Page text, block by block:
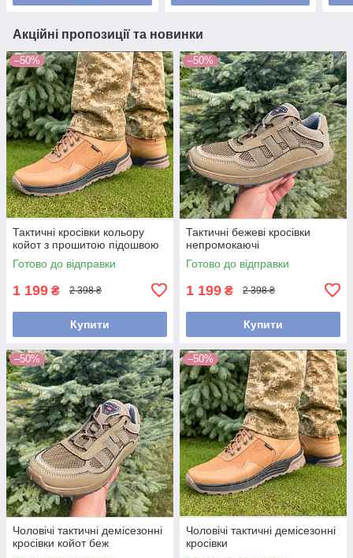
Акційні пропозиції та новинки
–50%
Тактичні кросівки кольору
койот з прошитою підошвою
Готово до відправки
1 199 ₴ 2 398 ₴
Купити
–50%
Тактичні бежеві кросівки
непромокаючі
Готово до відправки
1 199 ₴ 2 398 ₴
Купити
–50%
Чоловічі тактичні демісезонні
кросівки койот беж
–50%
Чоловічі тактичні демісезонні
кросівки